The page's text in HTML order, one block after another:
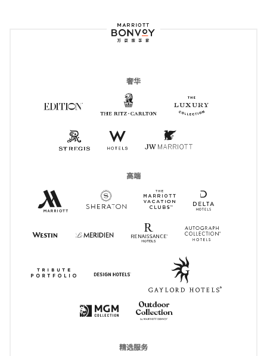
万豪旅享家标志
奢华
Edition
打开新窗口
The Ritz-Carlton
打开新窗口 The Luxury
打开新窗口
St Regis
打开新窗口W Hotels
打开新窗口
高端
Marriott Hotels Resorts & Suites
打开新窗口 Sheraton
打开新窗口MVC
打开新窗口
Westin
打开新窗口 Le Meridien
打开新窗口 Renaissance Hotels
打开新窗口 Autograph
打开新窗口
Tribute Portfolio
打开新窗口 Design Hotels
打开新窗口
Max
打开新窗口
精选服务